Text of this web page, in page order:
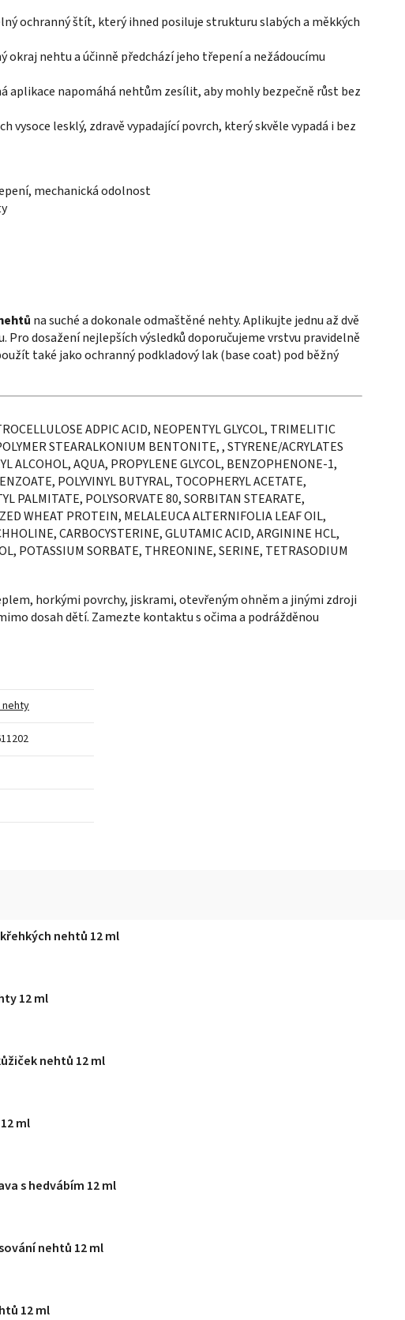
ochranný štít, který ihned posiluje strukturu slabých a měkkých
okraj nehtu a účinně předchází jeho třepení a nežádoucímu
aplikace napomáhá nehtům zesílit, aby mohly bezpečně růst bez
vysoce lesklý, zdravě vypadající povrch, který skvěle vypadá i bez
mechanická odolnost
na suché a dokonale odmaštěné nehty. Aplikujte jednu až dvě
dosažení nejlepších výsledků doporučujeme vrstvu pravidelně
také jako ochranný podkladový lak (base coat) pod běžný
ADPIC ACID, NEOPENTYL GLYCOL, TRIMELITIC
STEARALKONIUM BENTONITE, , STYRENE/ACRYLATES
ALCOHOL, AQUA, PROPYLENE GLYCOL, BENZOPHENONE-1,
POLYVINYL BUTYRAL, TOCOPHERYL ACETATE,
PALMITATE, POLYSORVATE 80, SORBITAN STEARATE,
WHEAT PROTEIN, MELALEUCA ALTERNIFOLIA LEAF OIL,
CARBOCYSTERINE, GLUTAMIC ACID, ARGININE HCL,
POTASSIUM SORBATE, THREONINE, SERINE, TETRASODIUM
horkými povrchy, jiskrami, otevřeným ohněm a jinými zdroji
dosah dětí. Zamezte kontaktu s očima a podrážděnou
nehty
nehtů 12 ml
12 ml
nehtů 12 ml
ml
s hedvábím 12 ml
nehtů 12 ml
12 ml